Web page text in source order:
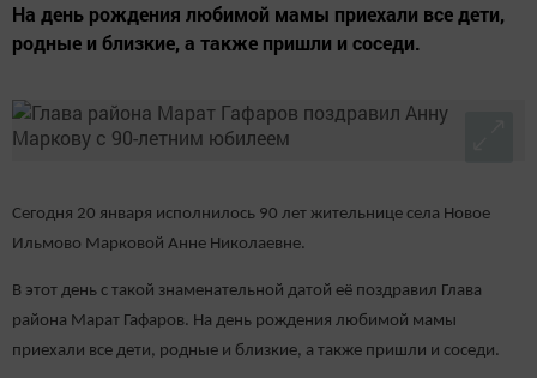
На день рождения любимой мамы приехали все дети,
родные и близкие, а также пришли и соседи.
Сегодня 20 января исполнилось 90 лет жительнице села Новое
Ильмово Марковой Анне Николаевне.
В этот день с такой знаменательной датой её поздравил Глава
района Марат Гафаров. На день рождения любимой мамы
приехали все дети, родные и близкие, а также пришли и соседи.